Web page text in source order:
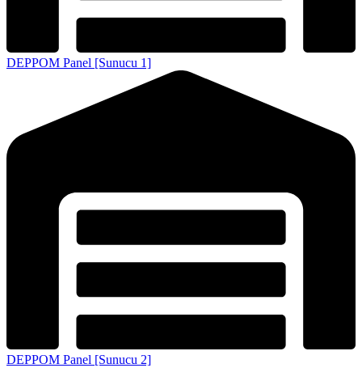
DEPPOM Panel [Sunucu 1]
DEPPOM Panel [Sunucu 2]